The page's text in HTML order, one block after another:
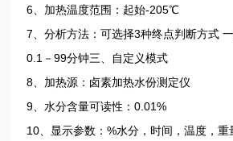
6、加热温度范围：起始-205℃
7、分析方法：可选择3种终点判断方式
0.1－99分钟三、自定义模式
8、加热源：卤素加热水份测定仪
9、水分含量可读性：0.01%
10、显示参数：%水分，时间，温度，重